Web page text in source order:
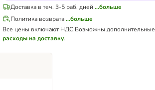
Доставка в теч. 3-5 раб. дней ...больше
Политика возврата...больше
Все цены включают НДС.Возможны дополнительные
расходы на доставку.